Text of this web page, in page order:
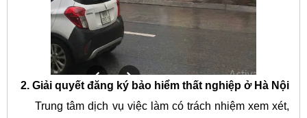
2. Giải quyết đăng ký bảo hiểm thất nghiệp ở Hà Nội
Trung tâm dịch vụ việc làm có trách nhiệm xem xét,